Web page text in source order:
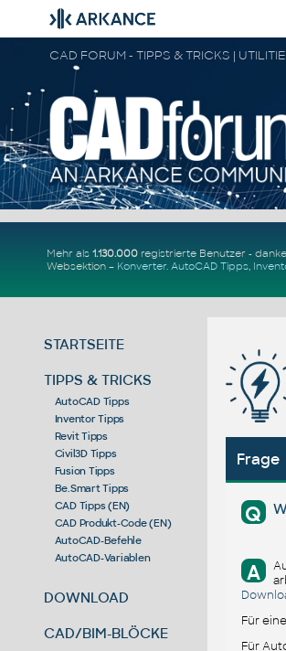
Mehr als 1.130.000registrierte Benutzer -
Websektion – Konverter. AutoCAD Tipps,
STARTSEITE
TIPPS & TRICKS
AutoCAD Tipps
Inventor Tipps
Revit Tipps
Civil3D Tipps
Fusion Tipps
Be.Smart Tipps
CAD Tipps (EN)
CAD Produkt-Code (EN)
AutoCAD-Befehle
AutoCAD-Variablen
DOWNLOAD
CAD/BIM-BLÖCKE
Frage
Q
A
Für
Für